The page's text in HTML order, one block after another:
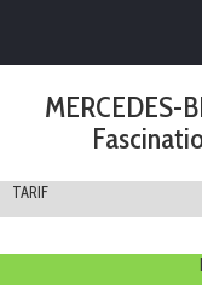
MERCEDES-
TARIF